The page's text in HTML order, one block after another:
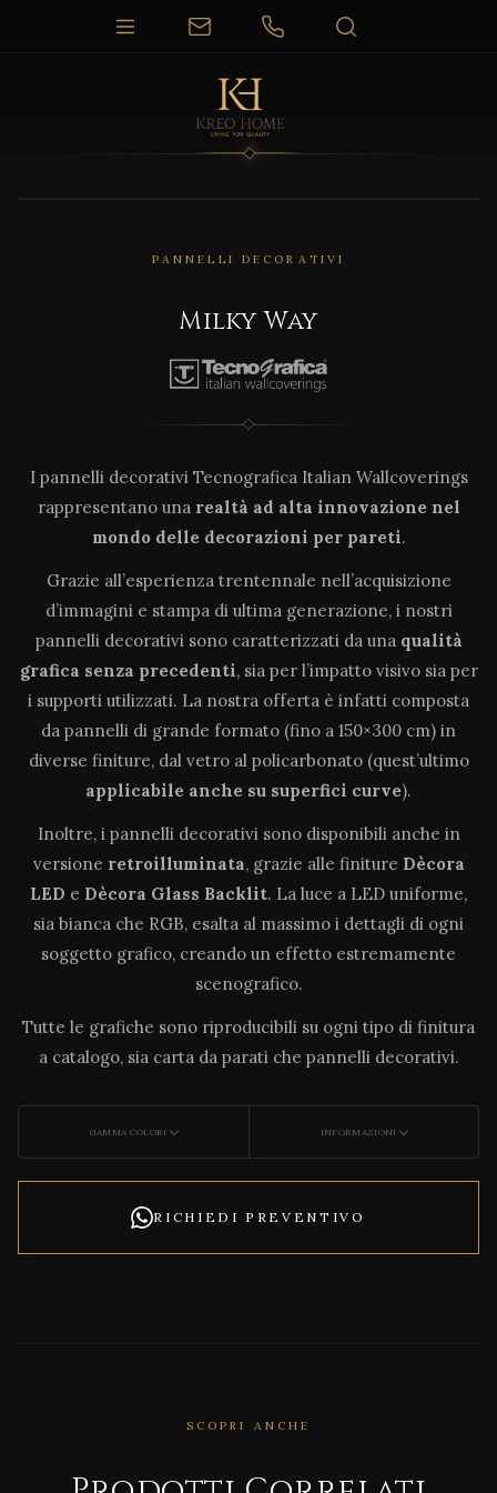
PANNELLI DECORATIVI
Milky Way
I pannelli decorativi Tecnografica Italian Wallcoverings
rappresentano una realtà ad alta innovazione nel
mondo delle decorazioni per pareti.
Grazie all’esperienza trentennale nell’acquisizione
d’immagini e stampa di ultima generazione, i nostri
pannelli decorativi sono caratterizzati da una qualità
grafica senza precedenti, sia per l’impatto visivo sia per
i supporti utilizzati. La nostra offerta è infatti composta
da pannelli di grande formato (fino a 150×300 cm) in
diverse finiture, dal vetro al policarbonato (quest’ultimo
applicabile anche su superfici curve).
Inoltre, i pannelli decorativi sono disponibili anche in
versione retroilluminata, grazie alle finiture Dècora
LED e Dècora Glass Backlit. La luce a LED uniforme,
sia bianca che RGB, esalta al massimo i dettagli di ogni
soggetto grafico, creando un effetto estremamente
scenografico.
Tutte le grafiche sono riproducibili su ogni tipo di finitura
a catalogo, sia carta da parati che pannelli decorativi.
GAMMA COLORI INFORMAZIONI
RICHIEDI PREVENTIVO
SCOPRI ANCHE
DECO